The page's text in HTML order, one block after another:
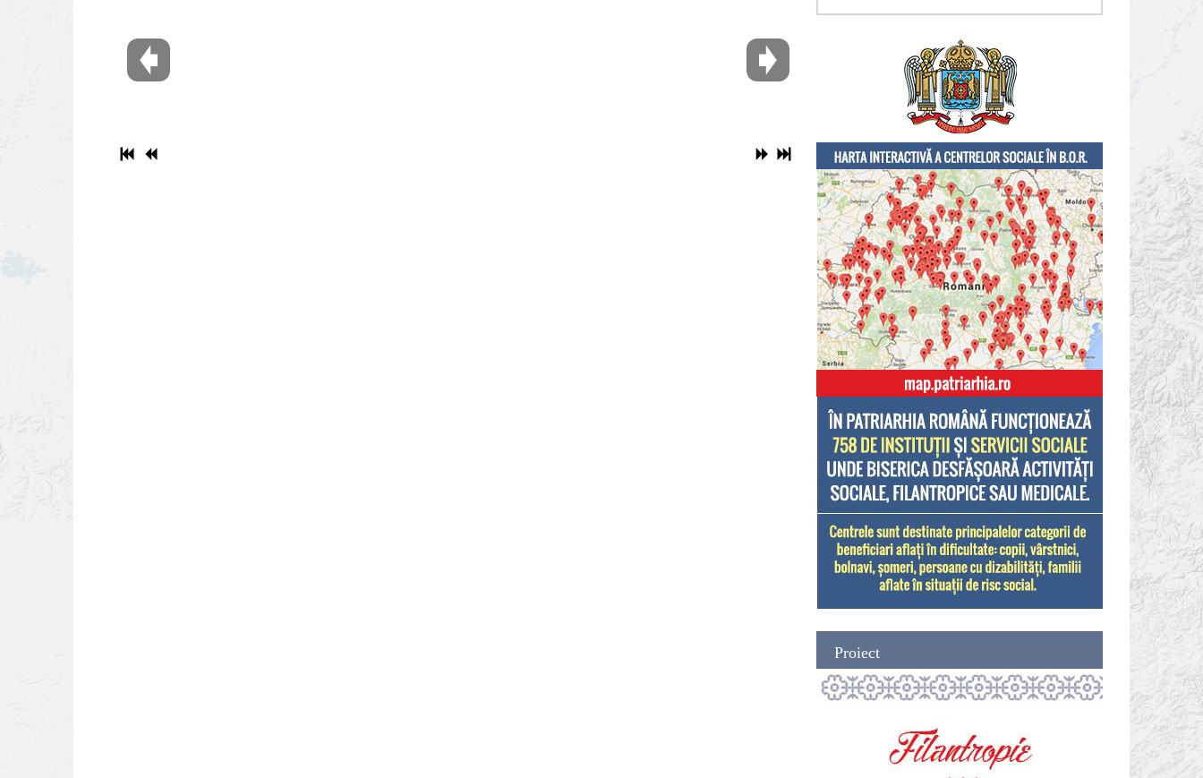
Proiect